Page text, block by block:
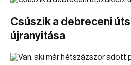
Csúszik a debreceni
újranyitása